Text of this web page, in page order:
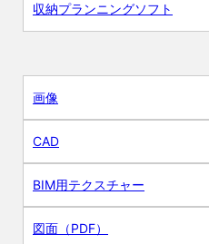
収納プランニングソフト
画像
CAD
BIM用テクスチャー
図面（PDF）